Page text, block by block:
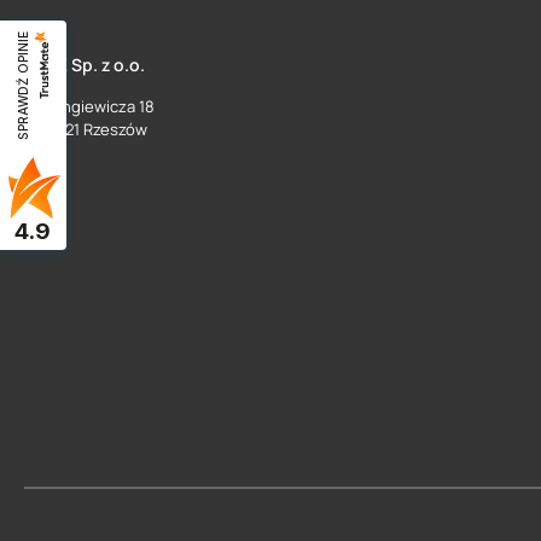
SUEZ Sp. z o.o.
ul. Langiewicza 18
35 - 021 Rzeszów
SPRAWDŹ OPINIE
4.9